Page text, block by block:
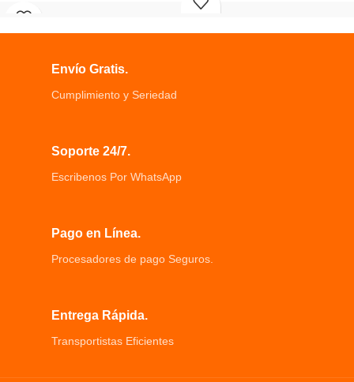
carga, más fácil de usar.
Redonda.
Medición en Kg o Lb.
Calienta hasta 230 grados , Calienta
Envío Gratis.
Cumplimiento y Seriedad
Soporte 24/7.
Escribenos Por WhatsApp
Pago en Línea.
Procesadores de pago Seguros.
Entrega Rápida.
Transportistas Eficientes